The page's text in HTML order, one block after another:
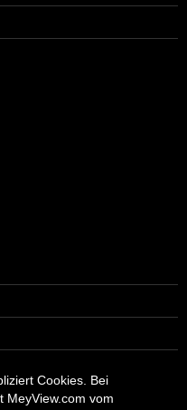
Cookies. Bei
MeyView.com vom